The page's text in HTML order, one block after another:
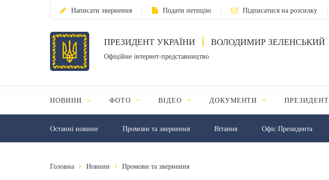
Написати звернення Подати петицію Підписатися на розсилку
ПРЕЗИДЕНТ УКРАЇНИ ВОЛОДИМИР ЗЕЛЕНСЬКИЙ
Офіційне інтернет-представництво
НОВИНИ ФОТО ВІДЕО ДОКУМЕНТИ ПРЕЗИДЕНТ
Останні новини Промови та звернення Вiтання Офіс Президента
Головна Новини Промови та звернення